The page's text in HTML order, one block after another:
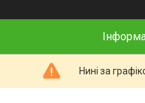
Нині за